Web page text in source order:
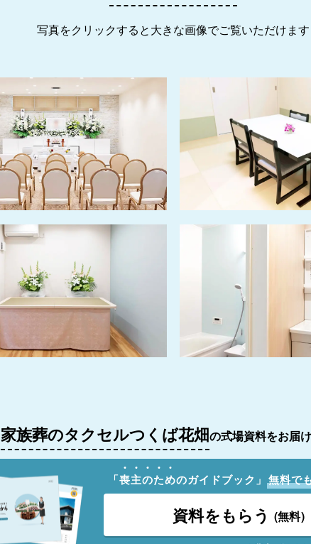
写真をクリックすると大きな画像でご覧いただけます
家族葬のタクセルつくば花畑の式場資料をお届
「喪主のためのガイドブック」 無料で
資料をもらう (無料)